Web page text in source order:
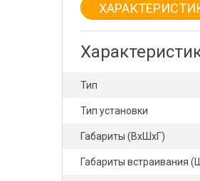
Тип
Тип установки
Габариты (ВхШхГ)
Габариты встраивания